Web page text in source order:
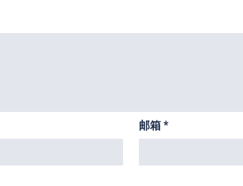
邮箱*